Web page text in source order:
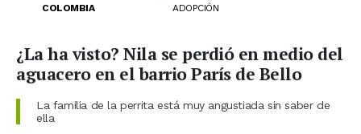
COLOMBIA
ADOPCIÓN
¿La ha visto? Nila se perdió en medio del
aguacero en el barrio París de Bello
La familia de la perrita está muy angustiada sin saber de
ella